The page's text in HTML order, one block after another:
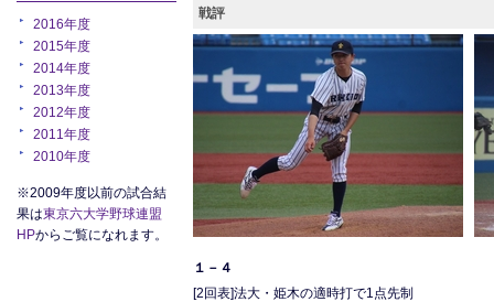
2016年度
2015年度
2014年度
2013年度
2012年度
2011年度
2010年度
※2009年度以前の試合結
果は東京六大学野球連盟
HPからご覧になれます。
戦評
１－４
[2回表]法大・姫木の適時打で1点先制